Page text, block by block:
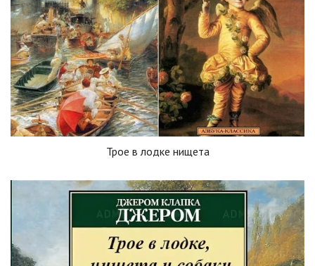
Трое в лодке нищета